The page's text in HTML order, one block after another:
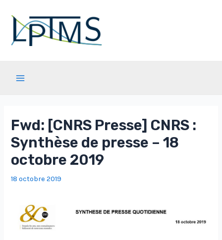
contenu
Fwd: [CNRS Presse] CNRS :
Synthèse de presse – 18
octobre 2019
18 octobre 2019